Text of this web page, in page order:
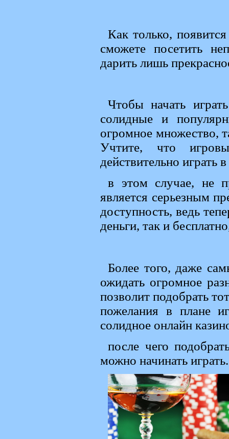
Как только,
сможете посетить
дарить лишь
Чтобы начать
солидные и
огромное множество,
Учтите, что
действительно играть
в этом случае, не
является серьезным
доступность, ведь
деньги, так и
Более того, даже
ожидать огромное
позволит подобрать
пожелания в плане
солидное онлайн
после чего
можно начинать играть.